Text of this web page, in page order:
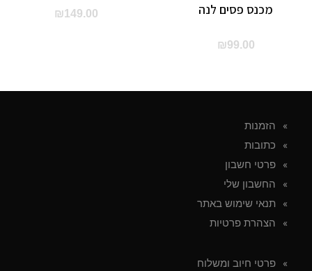
₪149.00 מכנס פסים לנה
₪99.00
הזמנות
כתובות
פרטי חשבון
החשבון שלי
תנאי שימוש באתר
הצהרת פרטיות
פרטי חיוב ומשלוח